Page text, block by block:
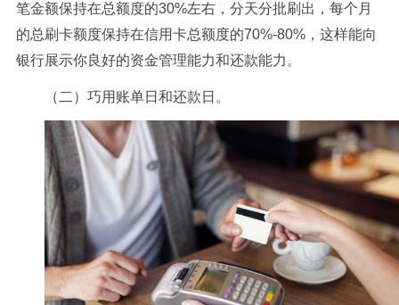
笔金额保持在总额度的30%左右，分天分批刷出，每个月
的总刷卡额度保持在信用卡总额度的70%-80%，这样能向
银行展示你良好的资金管理能力和还款能力。
（二）巧用账单日和还款日。